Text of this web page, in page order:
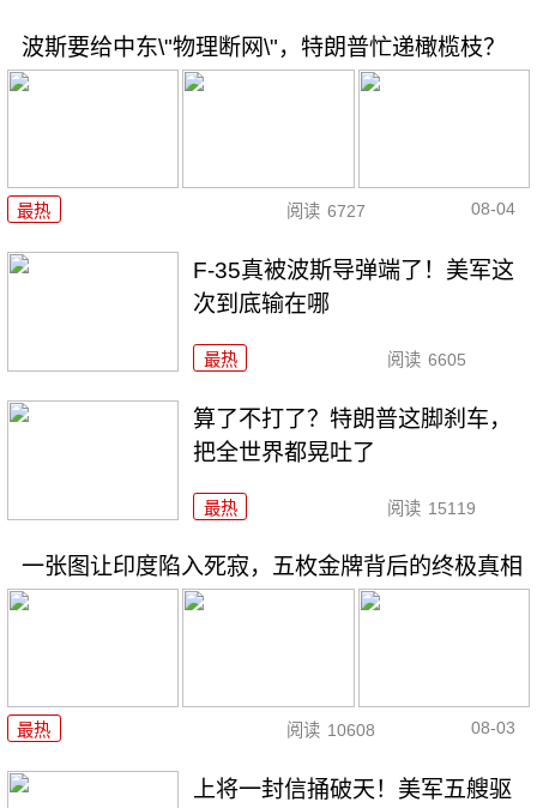
波斯要给中东\"物理断网\"，特朗普忙递橄榄枝？
最热 阅读 6727 08-04
F-35真被波斯导弹端了！美军这
次到底输在哪
最热 阅读 6605
算了不打了？特朗普这脚刹车，
把全世界都晃吐了
最热 阅读 15119
一张图让印度陷入死寂，五枚金牌背后的终极真相
最热 阅读 10608 08-03
上将一封信捅破天！美军五艘驱